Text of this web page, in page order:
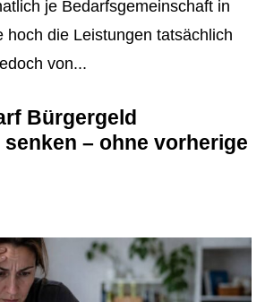
je Bedarfsgemeinschaft in
hoch die Leistungen tatsächlich
von...
Bürgergeld
– ohne vorherige